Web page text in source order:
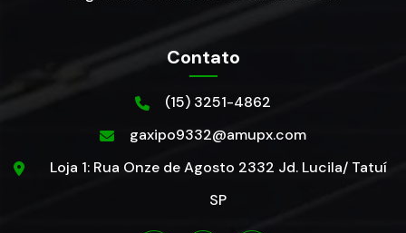
Contato
(15) 3251-4862
gaxipo9332@amupx.com
Loja 1: Rua Onze de Agosto 2332 Jd. Lucila/ Tatuí
SP